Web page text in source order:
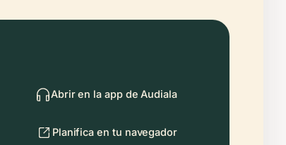
Abrir en la app de Audiala
Planifica en tu navegador